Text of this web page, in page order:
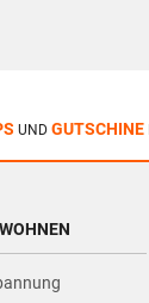
UND GUTSCHINE